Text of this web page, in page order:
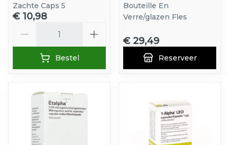
Zachte Caps 5
€ 10,98
Bestel
Bouteille En
Verre/glazen Fles
€ 29,49
Reserveer